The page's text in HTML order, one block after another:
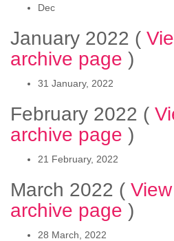
Dec
January 2022 (
archive page )
31 January, 2022
February 2022 (
archive page )
21 February, 2022
March 2022 (
archive page )
28 March, 2022